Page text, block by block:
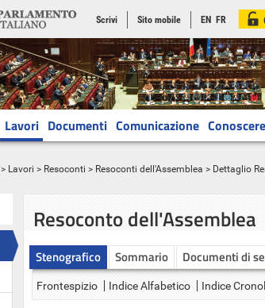
Scrivi Sito mobile EN FR
Lavori Documenti Comunicazione
> Lavori > Resoconti > Resoconti dell'Assemblea > Dettaglio
Resoconto dell'Assemblea
Stenografico Sommario Documenti di
Frontespizio Indice Alfabetico Indice